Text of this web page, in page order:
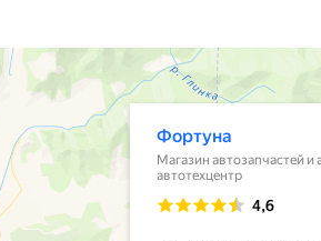
[47]
[56]
[13]
[259]
[7]